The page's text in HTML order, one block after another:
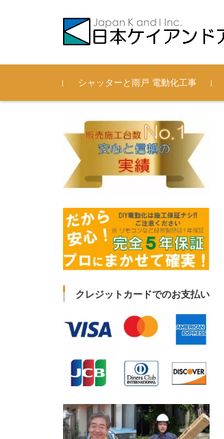
コンテンツに移動
シャッターと雨戸 電動化工事
戸の工事ブログ
3年～2018年）
クレジットカードでのお支払い